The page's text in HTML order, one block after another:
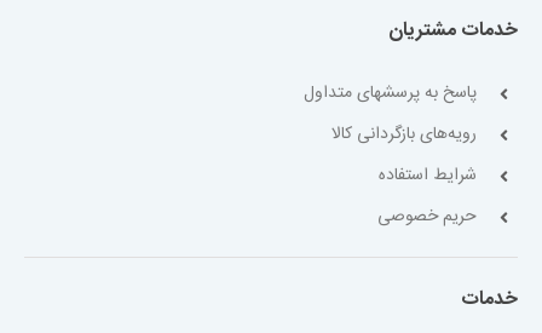
خدمات مشتریان
پاسخ به پرسشهای متداول
رویه‌های بازگردانی کالا
شرایط استفاده
حریم خصوصی
خدمات